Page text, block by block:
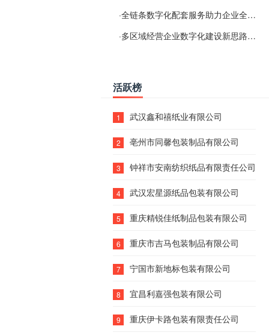
·全链条数字化配套服务助力企业全域线上经营
·多区域经营企业数字化建设新思路：多端载体与地域检索一体化落地思路分享
活跃榜
1 武汉鑫和禧纸业有限公司
2 亳州市同馨包装制品有限公司
3 钟祥市安南纺织纸品有限责任公司
4 武汉宏星源纸品包装有限公司
5 重庆精锐佳纸制品包装有限公司
6 重庆市吉马包装制品有限公司
7 宁国市新地标包装有限公司
8 宜昌利嘉强包装有限公司
9 重庆伊卡路包装有限责任公司